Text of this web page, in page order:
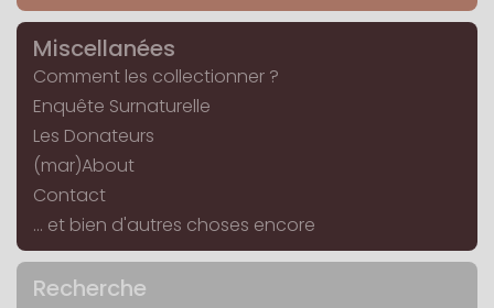
Miscellanées
Comment les collectionner ?
Enquête Surnaturelle
Les Donateurs
(mar)About
Contact
... et bien d'autres choses encore
Recherche